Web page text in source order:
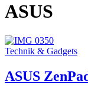
ASUS
Technik & Gadgets
ASUS